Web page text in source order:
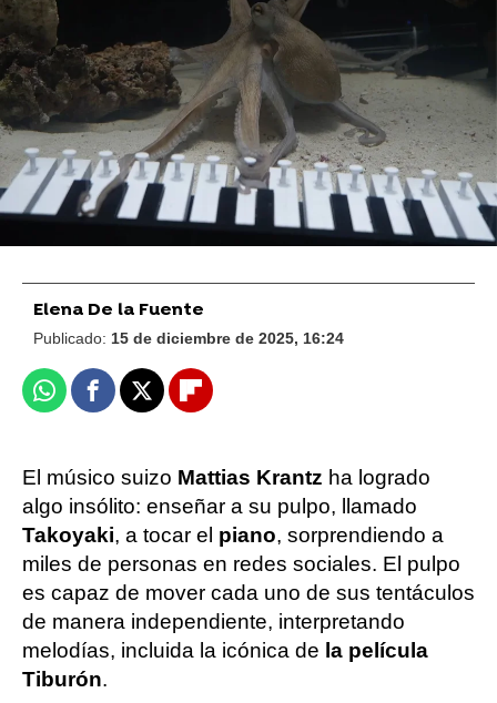
FOTO: Youtube/@Mattiaskrantz
Ver animales en stream: la nueva moda en
redes para aliviar la ansiedad
La reacción de este perro cantor al oir a su
dueña tocar el piano
Elena De la Fuente
Publicado: 15 de diciembre de 2025, 16:24
WhatsappFacebook
X Flipboard
El músico suizo Mattias Krantz ha logrado
algo insólito: enseñar a su pulpo, llamado
Takoyaki, a tocar el piano, sorprendiendo a
miles de personas en redes sociales. El pulpo
es capaz de mover cada uno de sus tentáculos
de manera independiente, interpretando
melodías, incluida la icónica de la película
Tiburón.